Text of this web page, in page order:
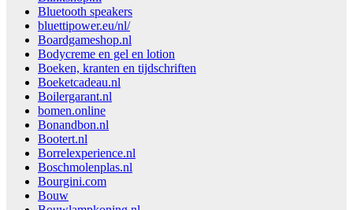
Bluetooth speakers
bluettipower.eu/nl/
Boardgameshop.nl
Bodycreme en gel en lotion
Boeken, kranten en tijdschriften
Boeketcadeau.nl
Boilergarant.nl
bomen.online
Bonandbon.nl
Bootert.nl
Borrelexperience.nl
Boschmolenplas.nl
Bourgini.com
Bouw